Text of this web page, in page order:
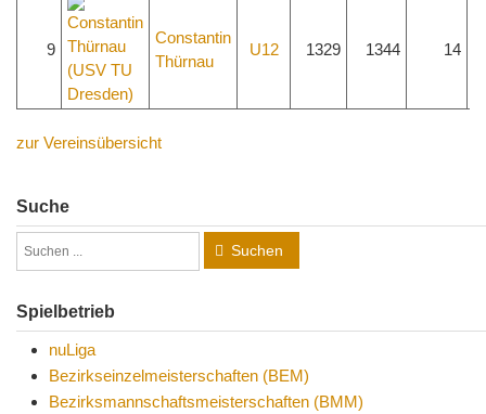
9
Constantin
Thürnau
U12 1329 1344 14
zur Vereinsübersicht
Suche
Suchen
Spielbetrieb
nuLiga
Bezirkseinzelmeisterschaften (BEM)
Bezirksmannschaftsmeisterschaften (BMM)